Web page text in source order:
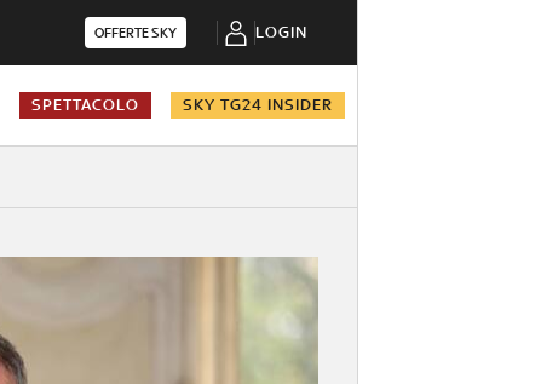
OFFERTE SKY LOGIN
SPETTACOLO SKY TG24 INSIDER